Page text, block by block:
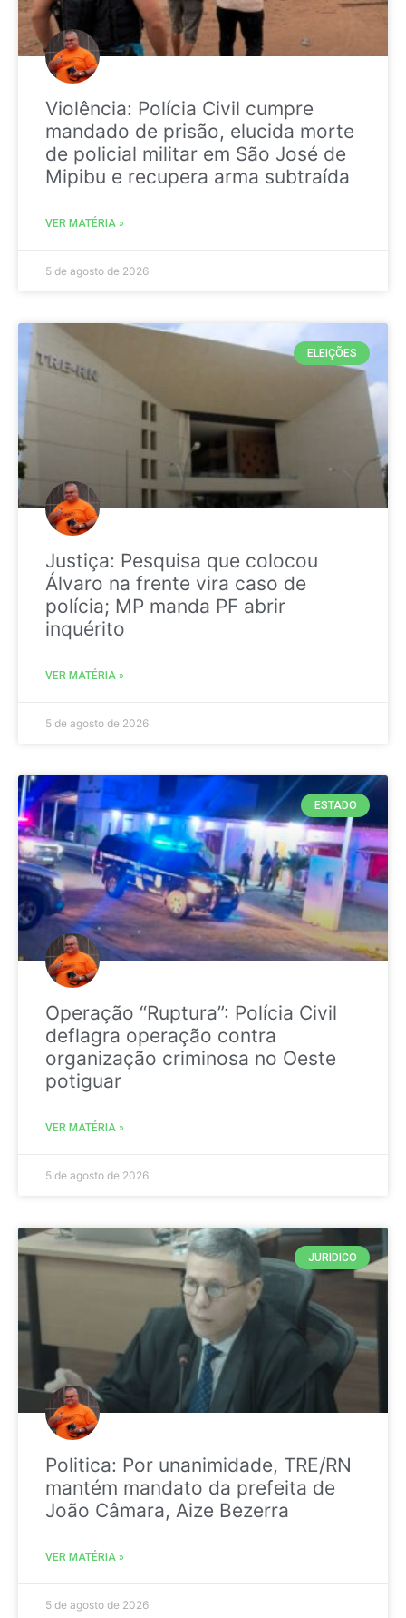
Violência: Polícia Civil cumpre
mandado de prisão, elucida morte
de policial militar em São José de
Mipibu e recupera arma subtraída
VER MATÉRIA »
5 de agosto de 2026
ELEIÇÕES
Justiça: Pesquisa que colocou
Álvaro na frente vira caso de
polícia; MP manda PF abrir
inquérito
VER MATÉRIA »
5 de agosto de 2026
ESTADO
Operação “Ruptura”: Polícia Civil
deflagra operação contra
organização criminosa no Oeste
potiguar
VER MATÉRIA »
5 de agosto de 2026
JURIDICO
Politica: Por unanimidade, TRE/RN
mantém mandato da prefeita de
João Câmara, Aize Bezerra
VER MATÉRIA »
5 de agosto de 2026